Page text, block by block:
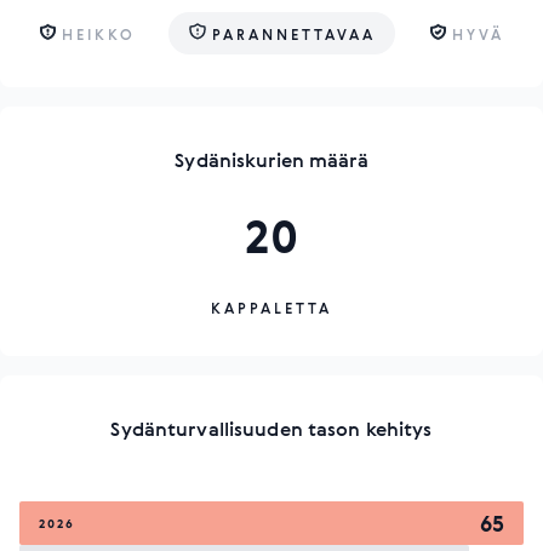
HEIKKO PARANNETTAVAA HYVÄ
Sydäniskurien määrä
20
KAPPALETTA
Sydänturvallisuuden tason kehitys
2026 65